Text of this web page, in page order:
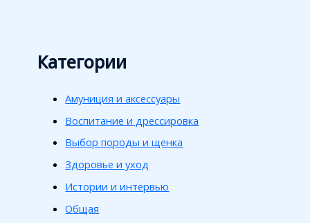
Категории
Амуниция и аксессуары
Воспитание и дрессировка
Выбор породы и щенка
Здоровье и уход
Истории и интервью
Общая